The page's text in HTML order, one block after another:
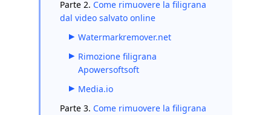
Parte 2. Come rimuovere la filigrana
dal video salvato online
Watermarkremover.net
Rimozione filigrana
Apowersoftsoft
Media.io
Parte 3. Come rimuovere la filigrana